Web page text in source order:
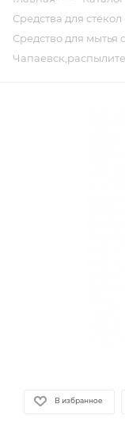
Средства для стёкол
Средство для мытья
В избранное